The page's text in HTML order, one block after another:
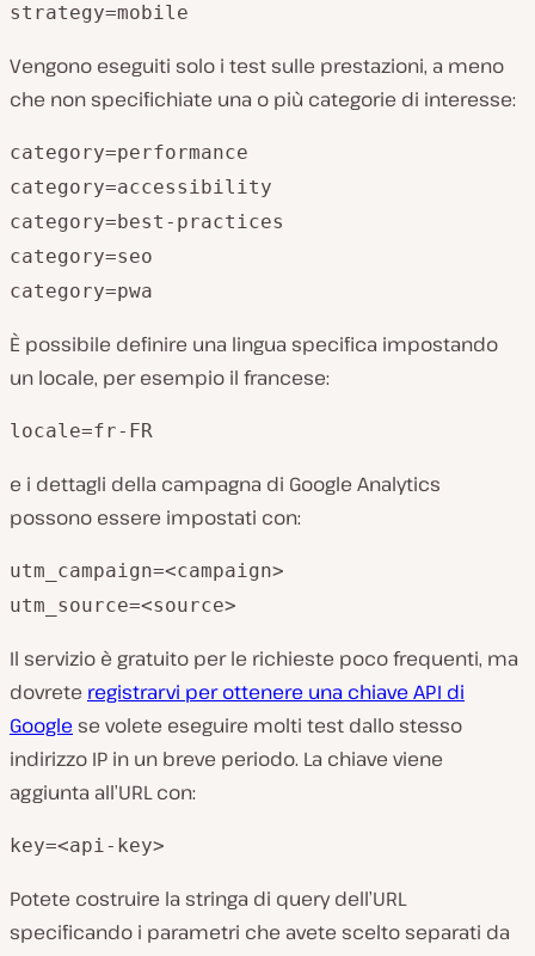
strategy=mobile
Vengono eseguiti solo i test sulle prestazioni, a meno
che non specifichiate una o più categorie di interesse:
category=performance
category=accessibility
category=best-practices
category=seo
category=pwa
È possibile definire una lingua specifica impostando
un locale, per esempio il francese:
locale=fr-FR
e i dettagli della campagna di Google Analytics
possono essere impostati con:
utm_campaign=<campaign>
utm_source=<source>
Il servizio è gratuito per le richieste poco frequenti, ma
dovrete registrarvi per ottenere una chiave API di
Google se volete eseguire molti test dallo stesso
indirizzo IP in un breve periodo. La chiave viene
aggiunta all’URL con:
key=<api-key>
Potete costruire la stringa di query dell’URL
specificando i parametri che avete scelto separati da